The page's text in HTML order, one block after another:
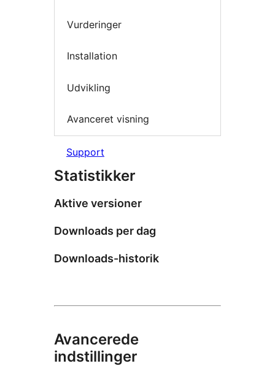
Vurderinger
Installation
Udvikling
Avanceret visning
Support
Statistikker
Aktive versioner
Downloads per dag
Downloads-historik
Avancerede
indstillinger